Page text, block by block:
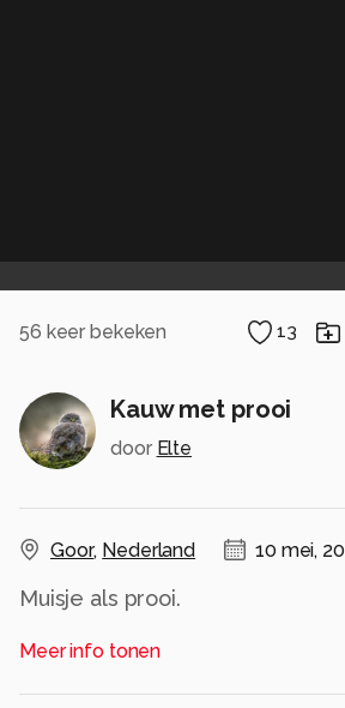
56 keer bekeken 13
Kauw met prooi
door Elte
Goor, Nederland 10 mei,
Muisje als prooi.
Alle rechten voorbehouden
Meer info tonen